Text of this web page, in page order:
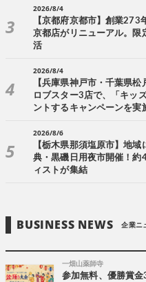
2026/8/4
【京都府京都市】創業273
京都店がリニューアル。限
活
2026/8/4
【兵庫県神戸市・千葉県
ロブスター3店で、「キッ
ントするキャンペーンを実
2026/8/6
【栃木県那須塩原市】地
典・黒磯日用夜市開催！約
ィストが集結
BUSINESS NEWS 企業ニ
一畑山薬師寺
参加無料、優勝賞